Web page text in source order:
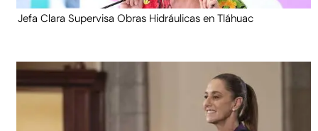
Jefa Clara Supervisa Obras Hidráulicas en Tláhuac